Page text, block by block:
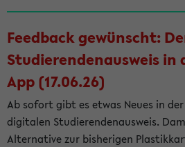
Feedback gewünscht:
Studierendenausweis in
App (17.06.26)
Ab sofort gibt es etwas Neues in
digitalen Studierendenausweis.
Alternative zur bisherigen